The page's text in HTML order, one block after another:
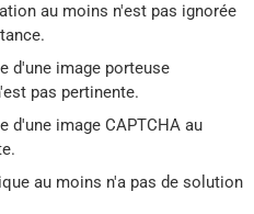
au moins n'est pas ignorée
d'une image porteuse
pas pertinente.
d'une image CAPTCHA au
au moins n'a pas de solution